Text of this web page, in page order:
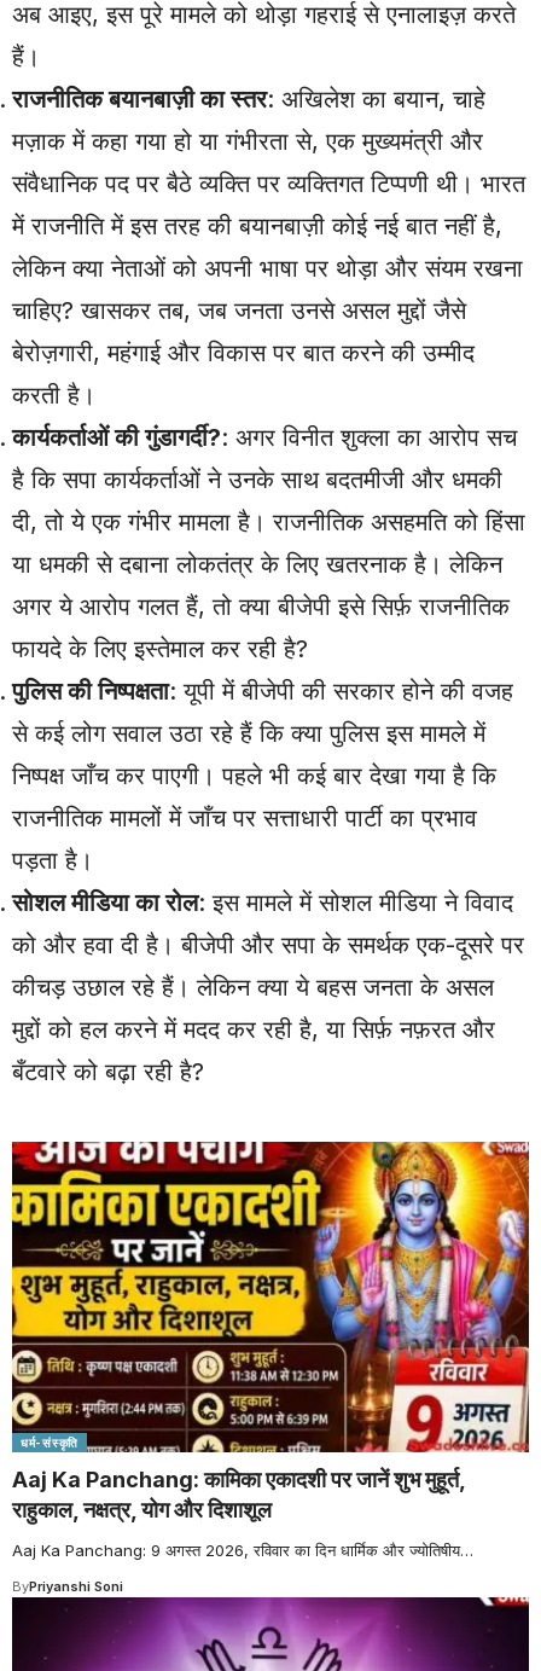
अब आइए, इस पूरे मामले को थोड़ा गहराई से एनालाइज़ करते
हैं।
राजनीतिक बयानबाज़ी का स्तर: अखिलेश का बयान, चाहे
मज़ाक में कहा गया हो या गंभीरता से, एक मुख्यमंत्री और
संवैधानिक पद पर बैठे व्यक्ति पर व्यक्तिगत टिप्पणी थी। भारत
में राजनीति में इस तरह की बयानबाज़ी कोई नई बात नहीं है,
लेकिन क्या नेताओं को अपनी भाषा पर थोड़ा और संयम रखना
चाहिए? खासकर तब, जब जनता उनसे असल मुद्दों जैसे
बेरोज़गारी, महंगाई और विकास पर बात करने की उम्मीद
करती है।
कार्यकर्ताओं की गुंडागर्दी?: अगर विनीत शुक्ला का आरोप सच
है कि सपा कार्यकर्ताओं ने उनके साथ बदतमीजी और धमकी
दी, तो ये एक गंभीर मामला है। राजनीतिक असहमति को हिंसा
या धमकी से दबाना लोकतंत्र के लिए खतरनाक है। लेकिन
अगर ये आरोप गलत हैं, तो क्या बीजेपी इसे सिर्फ़ राजनीतिक
फायदे के लिए इस्तेमाल कर रही है?
पुलिस की निष्पक्षता: यूपी में बीजेपी की सरकार होने की वजह
से कई लोग सवाल उठा रहे हैं कि क्या पुलिस इस मामले में
निष्पक्ष जाँच कर पाएगी। पहले भी कई बार देखा गया है कि
राजनीतिक मामलों में जाँच पर सत्ताधारी पार्टी का प्रभाव
पड़ता है।
सोशल मीडिया का रोल: इस मामले में सोशल मीडिया ने विवाद
को और हवा दी है। बीजेपी और सपा के समर्थक एक-दूसरे पर
कीचड़ उछाल रहे हैं। लेकिन क्या ये बहस जनता के असल
मुद्दों को हल करने में मदद कर रही है, या सिर्फ़ नफ़रत और
बँटवारे को बढ़ा रही है?
धर्म-संस्कृति
Aaj Ka Panchang: कामिका एकादशी पर जानें शुभ मुहूर्त,
राहुकाल, नक्षत्र, योग और दिशाशूल
Aaj Ka Panchang: 9 अगस्त 2026, रविवार का दिन धार्मिक और ज्योतिषीय…
ByPriyanshi Soni